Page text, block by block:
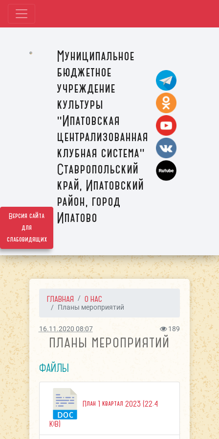
Версия сайта
для
слабовидящих
Муниципальное
бюджетное
учреждение
культуры
"Ипатовская
централизованная
клубная система"
Ставропольский
край, Ипатовский
район, город
Ипатово
ГЛАВНАЯ О НАС
Планы мероприятий
16.11.2020 08:07 189
ПЛАНЫ МЕРОПРИЯТИЙ
ФАЙЛЫ
План 1 квартал 2023 (22.4
KiB)